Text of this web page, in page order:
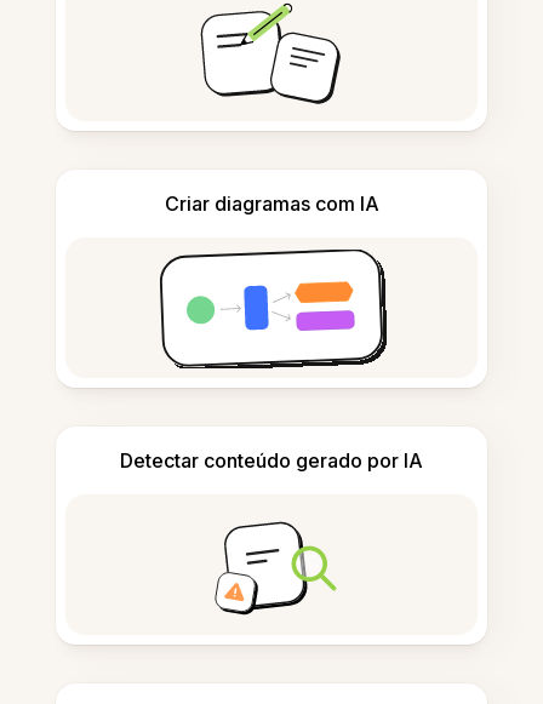
Criar diagramas com IA
Detectar conteúdo gerado por IA